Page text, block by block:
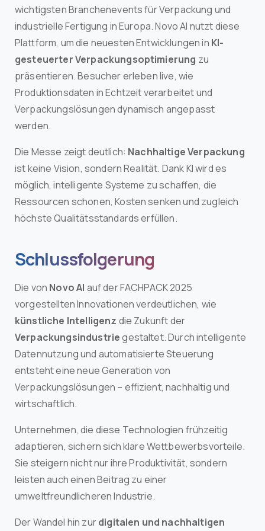
wichtigsten Branchenevents für Verpackung und
industrielle Fertigung in Europa. Novo AI nutzt diese
Plattform, um die neuesten Entwicklungen in KI-
gesteuerter Verpackungsoptimierung zu
präsentieren. Besucher erleben live, wie
Produktionsdaten in Echtzeit verarbeitet und
Verpackungslösungen dynamisch angepasst
werden.
Die Messe zeigt deutlich: Nachhaltige Verpackung
ist keine Vision, sondern Realität. Dank KI wird es
möglich, intelligente Systeme zu schaffen, die
Ressourcen schonen, Kosten senken und zugleich
höchste Qualitätsstandards erfüllen.
Schlussfolgerung
Die von Novo AI auf der FACHPACK 2025
vorgestellten Innovationen verdeutlichen, wie
künstliche Intelligenz die Zukunft der
Verpackungsindustriegestaltet. Durch intelligente
Datennutzung und automatisierte Steuerung
entsteht eine neue Generation von
Verpackungslösungen – effizient, nachhaltig und
wirtschaftlich.
Unternehmen, die diese Technologien frühzeitig
adaptieren, sichern sich klare Wettbewerbsvorteile.
Sie steigern nicht nur ihre Produktivität, sondern
leisten auch einen Beitrag zu einer
umweltfreundlicheren Industrie.
Der Wandel hin zurdigitalen und nachhaltigen